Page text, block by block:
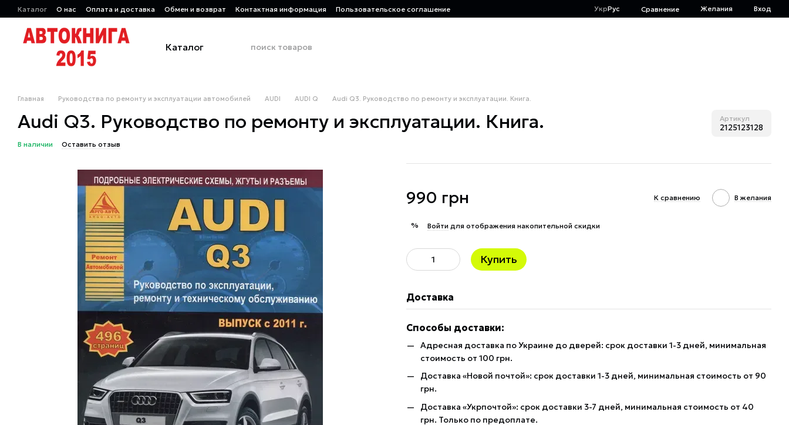
Перейти к основному контенту
Каталог О нас Оплата и доставка Обмен и возврат Контактная информация Пользовательское соглашение УкрРус Сравнение Желания Вход
Каталог
Главная Руководства по ремонту и эксплуатации автомобилей AUDI AUDI Q Audi Q3. Руководство по ремонту и эксплуатации. Книга.
Audi Q3. Руководство по ремонту и эксплуатации. Книга. Артикул
2125123128
В наличии Оставить отзыв
990 грн К сравнению В желания
% Войти для отображения накопительной скидки
Купить
Доставка
Способы доставки:
Адресная доставка по Украине до дверей: срок доставки 1-3 дней, минимальная
стоимость от 100 грн.
Доставка «Новой почтой»: срок доставки 1-3 дней, минимальная стоимость от 90
грн.
Доставка «Укрпочтой»: срок доставки 3-7 дней, минимальная стоимость от 40
грн. Только по предоплате.